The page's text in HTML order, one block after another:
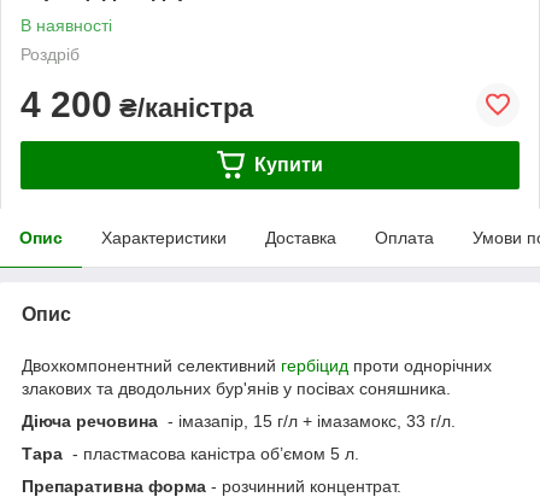
В наявності
Роздріб
4 200 ₴/каністра
Купити
Опис Характеристики Доставка Оплата Умови
Опис
Двохкомпонентний селективний гербіцид проти однорічних
злакових та дводольних бур'янів у посівах соняшника.
Діюча речовина - імазапір, 15 г/л + імазамокс, 33 г/л.
Тара - пластмасова каністра об’ємом 5 л.
Препаративна форма - розчинний концентрат.